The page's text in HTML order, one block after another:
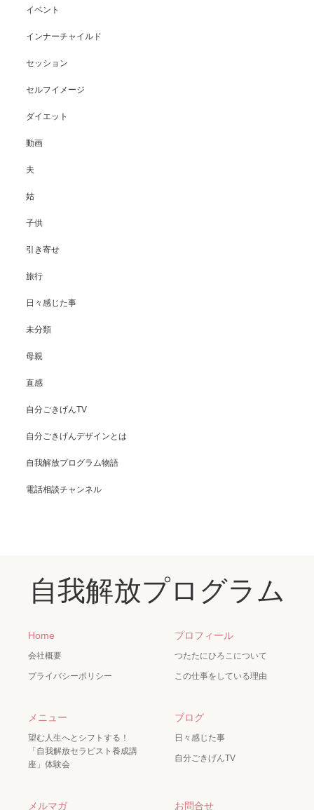
イベント
インナーチャイルド
セッション
セルフイメージ
ダイエット
動画
夫
姑
子供
引き寄せ
旅行
日々感じた事
未分類
母親
直感
自分ごきげんTV
自分ごきげんデザインとは
自我解放プログラム物語
電話相談チャンネル
自我解放プログラム
Home
会社概要
プライバシーポリシー
プロフィール
つたたにひろこについて
この仕事をしている理由
メニュー
望む人生へとシフトする！
「自我解放セラピスト養成講
座」体験会
ブログ
日々感じた事
自分ごきげんTV
メルマガ お問合せ